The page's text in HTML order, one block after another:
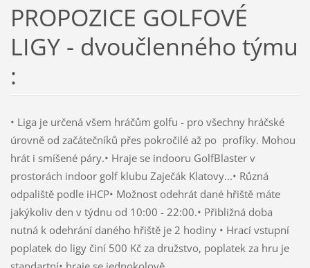
PROPOZICE GOLFOVÉ
LIGY - dvoučlenného týmu
:
• Liga je určená všem hráčům golfu - pro všechny hráčské
úrovně od začátečníků přes pokročilé až po profíky. Mohou
hrát i smíšené páry.• Hraje se indooru GolfBlaster v
prostorách indoor golf klubu Zaječák Klatovy...• Různá
odpaliště podle iHCP• Možnost odehrát dané hřiště máte
jakýkoliv den v týdnu od 10:00 - 22:00.• Přibližná doba
nutná k odehrání daného hřiště je 2 hodiny • Hrací vstupní
poplatek do ligy činí 500 Kč za družstvo, poplatek za hru je